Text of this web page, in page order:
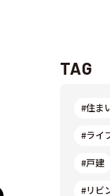
TAG
#住ま
#ライ
#戸建
#リビ